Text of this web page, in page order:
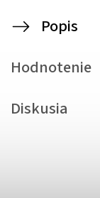
Popis
Hodnotenie
Diskusia